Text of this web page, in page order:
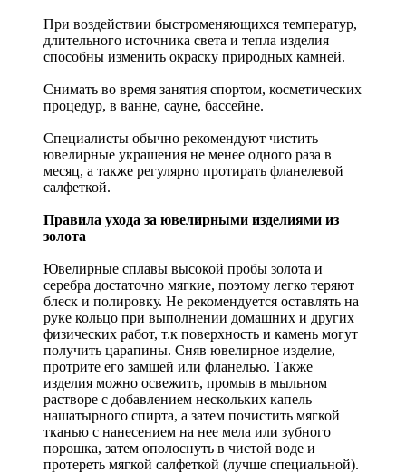
При воздействии быстроменяющихся температур,
длительного источника света и тепла изделия
способны изменить окраску природных камней.
Снимать во время занятия спортом, косметических
процедур, в ванне, сауне, бассейне.
Специалисты обычно рекомендуют чистить
ювелирные украшения не менее одного раза в
месяц, а также регулярно протирать фланелевой
салфеткой.
Правила ухода за ювелирными изделиями из
золота
Ювелирные сплавы высокой пробы золота и
серебра достаточно мягкие, поэтому легко теряют
блеск и полировку. Не рекомендуется оставлять на
руке кольцо при выполнении домашних и других
физических работ, т.к поверхность и камень могут
получить царапины. Сняв ювелирное изделие,
протрите его замшей или фланелью. Также
изделия можно освежить, промыв в мыльном
растворе с добавлением нескольких капель
нашатырного спирта, а затем почистить мягкой
тканью с нанесением на нее мела или зубного
порошка, затем ополоснуть в чистой воде и
протереть мягкой салфеткой (лучше специальной).